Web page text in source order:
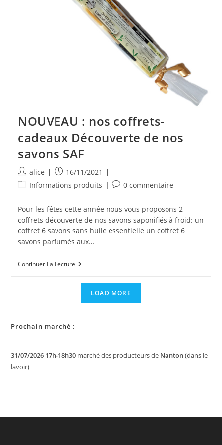
NOUVEAU : nos coffrets-
cadeaux Découverte de nos
savons SAF
Auteur/autrice
de
alice
Publication
publiée :
16/11/2021
PostInformations produits
Commentaires
la
publication :
0 commentaire
Pour les fêtes cette année nous vous proposons 2
coffrets découverte de nos savons saponifiés à froid: un
coffret 6 savons sans huile essentielle un coffret 6
savons parfumés aux…
Continuer La LectureNOUVEAU
:
Cadeaux
Découverte
LOAD MORE
Prochain marché :
31/07/2026 17h-18h30 marché des producteurs de Nanton(dans le
lavoir)